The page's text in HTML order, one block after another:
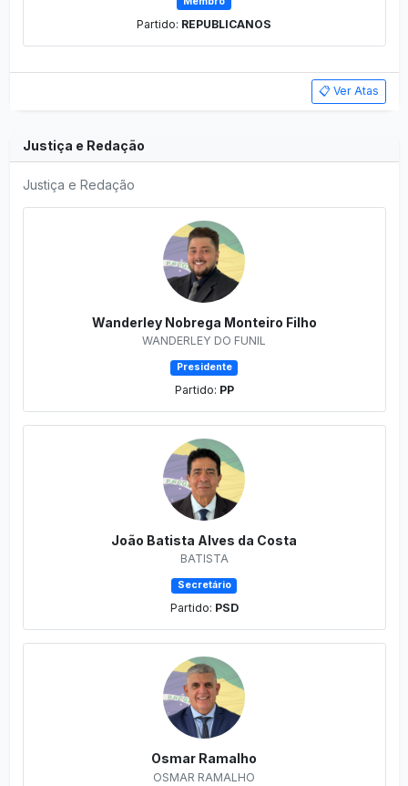
Partido: REPUBLICANOS
📋 Ver Atas
Justiça e Redação
Justiça e Redação
Wanderley Nobrega Monteiro Filho
WANDERLEY DO FUNIL
Presidente
Partido: PP
João Batista Alves da Costa
BATISTA
Secretário
Partido: PSD
Osmar Ramalho
OSMAR RAMALHO